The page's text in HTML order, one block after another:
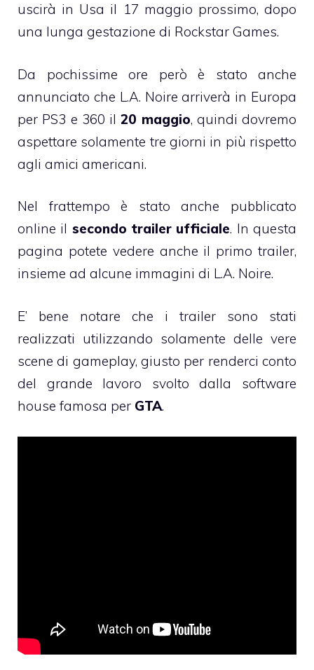
uscirà in Usa il 17 maggio prossimo, dopo
una lunga gestazione di Rockstar Games.
Da pochissime ore però è stato anche
annunciato che L.A. Noire arriverà in Europa
per PS3 e 360 il20 maggio, quindi dovremo
aspettare solamente tre giorni in più rispetto
agli amici americani.
Nel frattempo è stato anche pubblicato
online il secondo trailer ufficiale. In questa
pagina potete vedere anche il primo trailer,
insieme ad alcune immagini di L.A. Noire.
E’ bene notare che i trailer sono stati
realizzati utilizzando solamente delle vere
scene di gameplay, giusto per renderci conto
del grande lavoro svolto dalla software
house famosa per GTA.